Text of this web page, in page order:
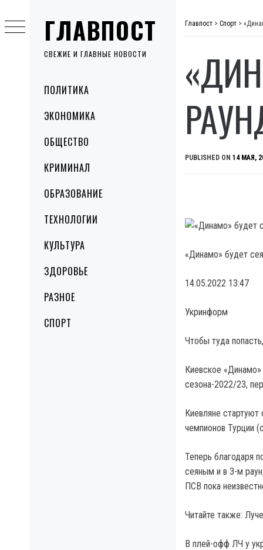
ГЛАВПОСТ
СВЕЖИЕ И ГЛАВНЫЕ НОВОСТИ
MenuПОЛИТИКА
ЭКОНОМИКА
ОБЩЕСТВО
КРИМИНАЛ
ОБРАЗОВАНИЕ
ТЕХНОЛОГИИ
КУЛЬТУРА
ЗДОРОВЬЕ
РАЗНОЕ
СПОРТ
to
content
Главпост > Спорт >
PUBLISHED ON 14 МАЯ,
«Динамо» будет
14.05.2022 13:47
Укринформ
Чтобы туда
Киевское
сезона-2022/23,
Киевляне
чемпионов Турции
Теперь благодаря
сеяным и в 3-м
ПСВ пока
Читайте также:
В плей-офф ЛЧ у